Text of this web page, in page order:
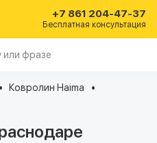
+7 861 204-47-37
Бесплатная консультация
Ковролин Haima